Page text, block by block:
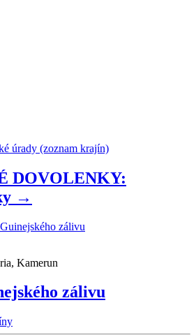
úrady (zoznam krajín)
DOVOLENKY:
→
Kamerun
zálivu